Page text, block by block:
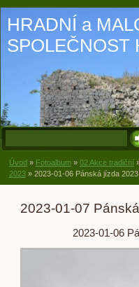
HRADNÍ a
SPOLEČNOST
Úvod » Fotoalbum » 02 Akce tradiční
2023 » 2023-01-06 Pánská jízda
2023-01-07
2023-01-06